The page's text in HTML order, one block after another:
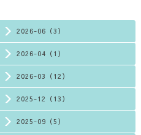
2026-06（3）
2026-04（1）
2026-03（12）
2025-12（13）
2025-09（5）